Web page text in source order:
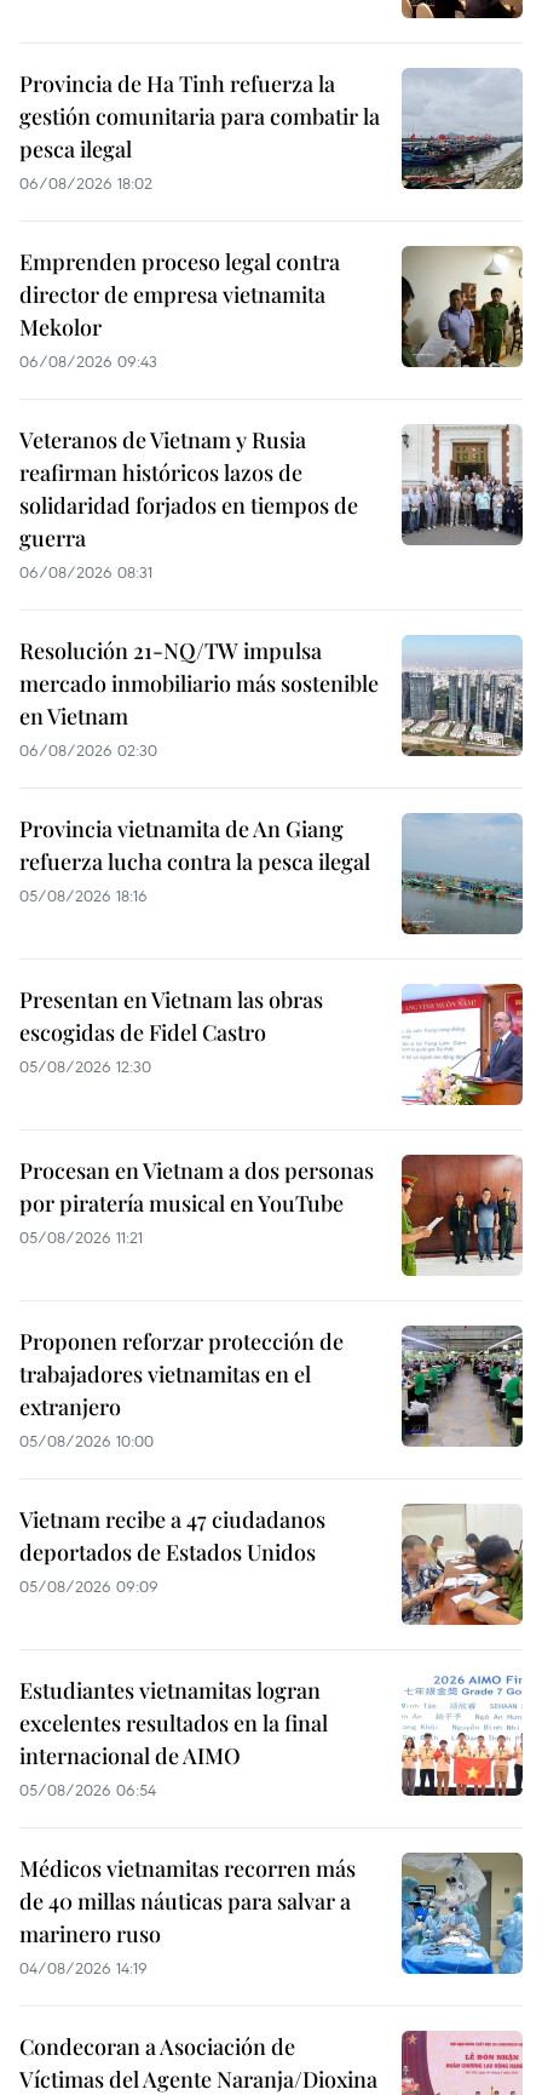
Provincia de Ha Tinh refuerza la
gestión comunitaria para combatir la
pesca ilegal
06/08/2026 18:02
Emprenden proceso legal contra
director de empresa vietnamita
Mekolor
06/08/2026 09:43
Veteranos de Vietnam y Rusia
reafirman históricos lazos de
solidaridad forjados en tiempos de
guerra
06/08/2026 08:31
Resolución 21-NQ/TW impulsa
mercado inmobiliario más sostenible
en Vietnam
06/08/2026 02:30
Provincia vietnamita de An Giang
refuerza lucha contra la pesca ilegal
05/08/2026 18:16
Presentan en Vietnam las obras
escogidas de Fidel Castro
05/08/2026 12:30
Procesan en Vietnam a dos personas
por piratería musical en YouTube
05/08/2026 11:21
Proponen reforzar protección de
trabajadores vietnamitas en el
extranjero
05/08/2026 10:00
Vietnam recibe a 47 ciudadanos
deportados de Estados Unidos
05/08/2026 09:09
Estudiantes vietnamitas logran
excelentes resultados en la final
internacional de AIMO
05/08/2026 06:54
Médicos vietnamitas recorren más
de 40 millas náuticas para salvar a
marinero ruso
04/08/2026 14:19
Condecoran a Asociación de
Víctimas del Agente Naranja/Dioxina